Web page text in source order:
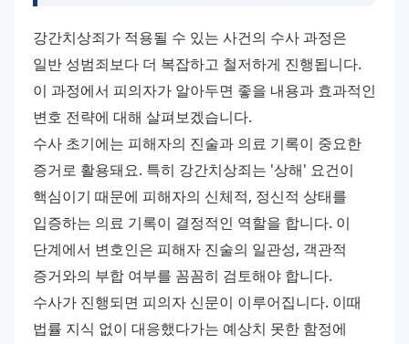
강간치상죄가 적용될 수 있는 사건의 수사 과정은
일반 성범죄보다 더 복잡하고 철저하게 진행됩니다.
이 과정에서 피의자가 알아두면 좋을 내용과 효과적인
변호 전략에 대해 살펴보겠습니다.
수사 초기에는 피해자의 진술과 의료 기록이 중요한
증거로 활용돼요. 특히 강간치상죄는 '상해' 요건이
핵심이기 때문에 피해자의 신체적, 정신적 상태를
입증하는 의료 기록이 결정적인 역할을 합니다. 이
단계에서 변호인은 피해자 진술의 일관성, 객관적
증거와의 부합 여부를 꼼꼼히 검토해야 합니다.
수사가 진행되면 피의자 신문이 이루어집니다. 이때
법률 지식 없이 대응했다가는 예상치 못한 함정에